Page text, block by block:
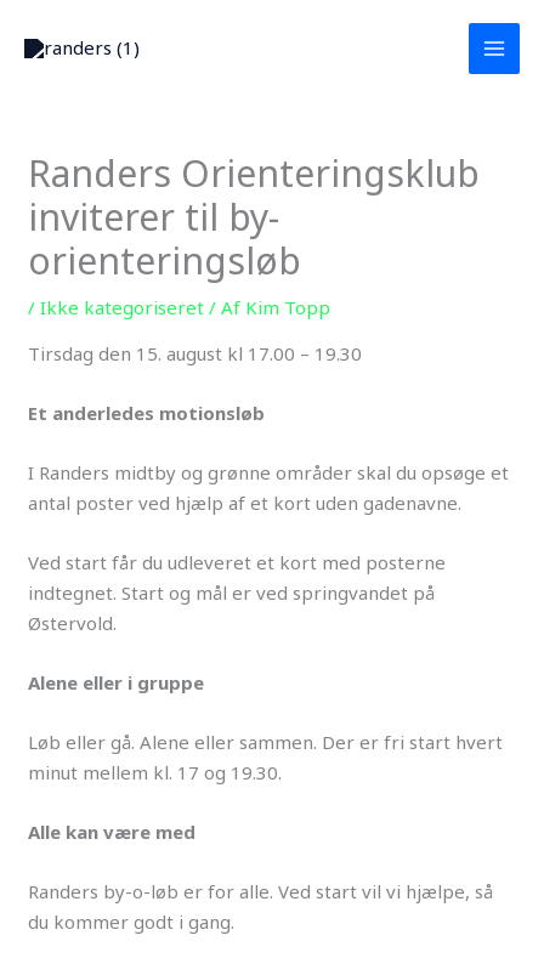
Randers Orienteringsklub
inviterer til by-
orienteringsløb
/Ikke kategoriseret / Af Kim Topp
Tirsdag den 15. august kl 17.00 – 19.30
Et anderledes motionsløb
I Randers midtby og grønne områder skal du opsøge et
antal poster ved hjælp af et kort uden gadenavne.
Ved start får du udleveret et kort med posterne
indtegnet. Start og mål er ved springvandet på
Østervold.
Alene eller i gruppe
Løb eller gå. Alene eller sammen. Der er fri start hvert
minut mellem kl. 17 og 19.30.
Alle kan være med
Randers by-o-løb er for alle. Ved start vil vi hjælpe, så
du kommer godt i gang.